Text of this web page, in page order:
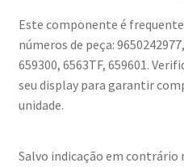
Este componente é
números de peça:
659300, 6563TF, 659601.
seu display para garantir
unidade.
Salvo indicação em contrário